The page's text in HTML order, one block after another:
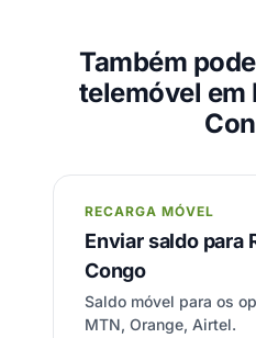
Também
telemóvel em
RECARGA MÓVEL
Enviar saldo para
Congo
Saldo móvel para os
MTN, Orange, Airtel.